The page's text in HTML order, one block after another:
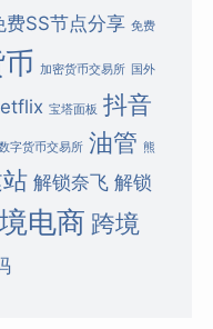
费SS节点分享 免费
加密货币交易所 国外
宝塔面板 抖音
字货币交易所 油管 熊
解锁奈飞 解锁
电商 跨境